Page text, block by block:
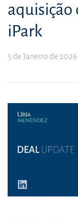
aquisição
iPark
5 de Janeiro de 2026